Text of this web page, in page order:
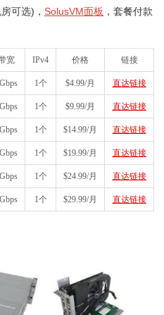
可选)， SolusVM面板 ，套餐付款
宽 IPv4 价格 链接
1个 $4.99/月 直达链接
1个 $9.99/月 直达链接
1个 $14.99/月 直达链接
1个 $19.99/月 直达链接
1个 $24.99/月 直达链接
1个 $29.99/月 直达链接